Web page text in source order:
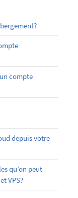
compte
depuis votre
qu’on peut
VPS?